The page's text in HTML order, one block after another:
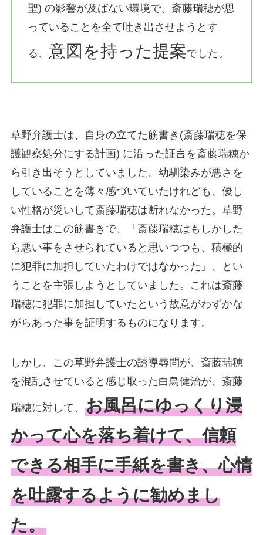
聖) の影響が及ばない環境で、斎藤瑞穂が思
っていることを全て吐き出させようとす
る、 意図を持った提案でした。
草野弁護士は、自身の立てた筋書き(斎藤瑞穂を保
護観察処分にする計画) に沿った証言を斎藤瑞穂か
ら引き出そうとしていました。幼馴染みが悪さを
していることを薄々感づいていたけれども、優し
い性格が災いして斎藤瑞穂は断れなかった。草野
弁護士はこの筋書きで、「斎藤瑞穂はもしかした
ら悪い事をさせられていると思いつつも、積極的
に犯罪に加担していたわけではなかった」、とい
うことを主張しようとしていました。これは斎藤
瑞穂に犯罪に加担していたという故意がわずかな
がらあった事を証明するものになります。
しかし、この草野弁護士の誘導尋問が、斎藤瑞穂
を混乱させていると感じ取った白鳥健治が、斎藤
瑞穂に対して、 お風呂にゆっくり浸
かって心を落ち着けて、信頼
できる相手に手紙を書き、心情
を吐露するように勧めまし
た。